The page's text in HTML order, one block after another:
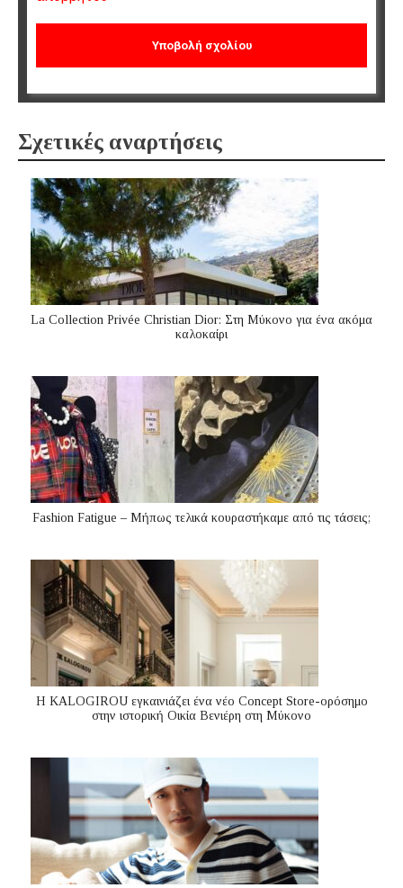
Σχετικές αναρτήσεις
La Collection Privée Christian Dior: Στη Μύκονο για ένα ακόμα
καλοκαίρι
Fashion Fatigue – Μήπως τελικά κουραστήκαμε από τις τάσεις;
Η KALOGIROU εγκαινιάζει ένα νέο Concept Store-ορόσημο
στην ιστορική Οικία Βενιέρη στη Μύκονο